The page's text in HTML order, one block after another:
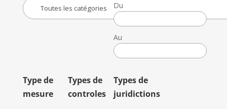
Du
Date
de
la
décision
Au
Date
de
décision
Type de
mesure
Types de
controles
Types de
juridictions